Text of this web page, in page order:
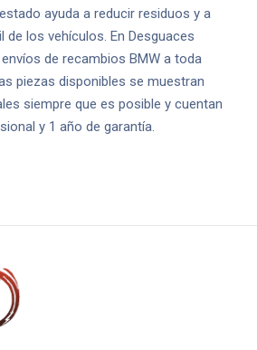
ayuda a reducir residuos y a
de los vehículos. En Desguaces
de recambios BMW a toda
piezas disponibles se muestran
siempre que es posible y cuentan
y 1 año de garantía.